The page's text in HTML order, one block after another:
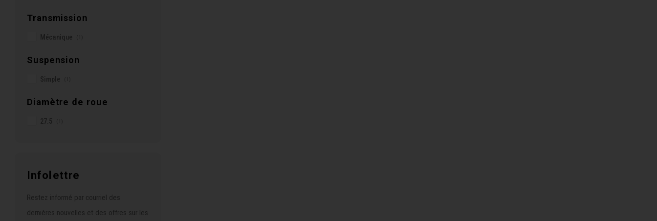
Transmission
Mécanique
Suspension
Simple
Diamètre de roue
27.5
Infolettre
Restez informé par courriel des
dernières nouvelles et des offres sur les